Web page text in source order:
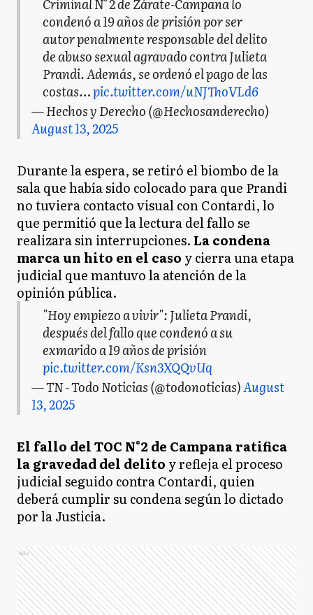
condenó a 19 años de prisión por ser
autor penalmente responsable del delito
de abuso sexual agravado contra Julieta
Prandi. Además, se ordenó el pago de las
costas…pic.twitter.com/uNJThoVLd6
— Hechos y Derecho (@Hechosanderecho)
August 13, 2025
Durante la espera, se retiró el biombo de la
sala que había sido colocado para que Prandi
no tuviera contacto visual con Contardi, lo
que permitió que la lectura del fallo se
realizara sin interrupciones. La condena
marca un hito en el caso y cierra una etapa
judicial que mantuvo la atención de la
opinión pública.
"Hoy empiezo a vivir": Julieta Prandi,
después del fallo que condenó a su
exmarido a 19 años de prisión
pic.twitter.com/Ksn3XQQvUq
— TN - Todo Noticias (@todonoticias)August
13, 2025
El fallo del TOC N°2 de Campana ratifica
la gravedad del delito y refleja el proceso
judicial seguido contra Contardi, quien
deberá cumplir su condena según lo dictado
por la Justicia.
Ads